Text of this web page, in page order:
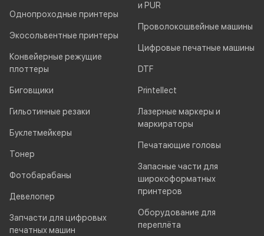
Однопроходные принтеры
Экосольвентные принтеры
Конвейерные режущие
плоттеры
Биговщики
Гильотинные резаки
Буклетмейкеры
Тонер
Фотобарабаны
Девелопер
Запчасти для цифровых
печатных машин
и PUR
Проволокошвейные машины
Цифровые печатные машины
DTF
Printellect
Лазерные маркеры и
маркираторы
Печатающие головы
Запасные части для
широкоформатных
принтеров
Оборудование для
переплёта